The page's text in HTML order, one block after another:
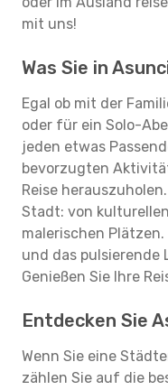
mit uns!
Was Sie in
Egal ob mit der
oder für ein Solo-
jeden etwas
bevorzugten
Reise
Stadt: von
malerischen
und das pulsierende
Genießen Sie Ihre
Entdecken Sie
Wenn Sie eine
zählen Sie auf die